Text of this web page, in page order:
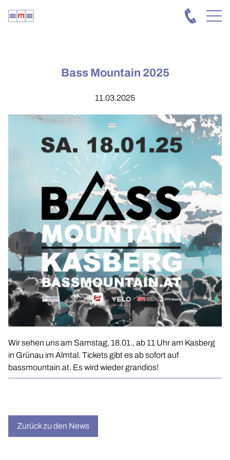
EVENTS
BASS MOUNTAIN
SPLASHTIVAL
ARTISTS
CONTACT
Bass Mountain 2025
11.03.2025
Wir sehen uns am Samstag, 18.01., ab 11 Uhr am Kasberg
in Grünau im Almtal. Tickets gibt es ab sofort auf
bassmountain.at. Es wird wieder grandios!
Zurück zu den News